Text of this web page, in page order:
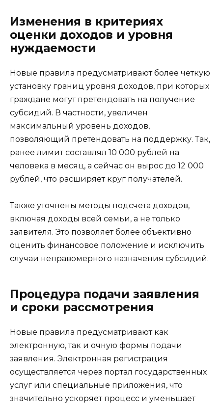
Изменения в критериях
оценки доходов и уровня
нуждаемости
Новые правила предусматривают более четкую
установку границ уровня доходов, при которых
граждане могут претендовать на получение
субсидий. В частности, увеличен
максимальный уровень доходов,
позволяющий претендовать на поддержку. Так,
ранее лимит составлял 10 000 рублей на
человека в месяц, а сейчас он вырос до 12 000
рублей, что расширяет круг получателей.
Также уточнены методы подсчета доходов,
включая доходы всей семьи, а не только
заявителя. Это позволяет более объективно
оценить финансовое положение и исключить
случаи неправомерного назначения субсидий.
Процедура подачи заявления
и сроки рассмотрения
Новые правила предусматривают как
электронную, так и очную формы подачи
заявления. Электронная регистрация
осуществляется через портал государственных
услуг или специальные приложения, что
значительно ускоряет процесс и уменьшает